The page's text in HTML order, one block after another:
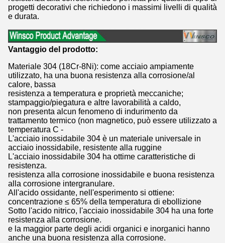
progetti decorativi che richiedono i massimi livelli di qualità
e durata.
Vantaggio del prodotto:
Materiale 304 (18Cr-8Ni): come acciaio ampiamente
utilizzato, ha una buona resistenza alla corrosione/al
calore, bassa
resistenza a temperatura e proprietà meccaniche;
stampaggio/piegatura e altre lavorabilità a caldo,
non presenta alcun fenomeno di indurimento da
trattamento termico (non magnetico, può essere utilizzato a
temperatura C -
L'acciaio inossidabile 304 è un materiale universale in
acciaio inossidabile, resistente alla ruggine
L'acciaio inossidabile 304 ha ottime caratteristiche di
resistenza.
resistenza alla corrosione inossidabile e buona resistenza
alla corrosione intergranulare.
All'acido ossidante, nell'esperimento si ottiene:
concentrazione ≤ 65% della temperatura di ebollizione
Sotto l'acido nitrico, l'acciaio inossidabile 304 ha una forte
resistenza alla corrosione.
e la maggior parte degli acidi organici e inorganici hanno
anche una buona resistenza alla corrosione.